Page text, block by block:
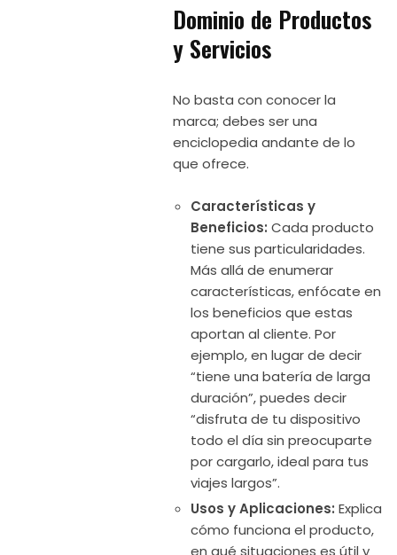
Dominio de Productos
y Servicios
No basta con conocer la
marca; debes ser una
enciclopedia andante de lo
que ofrece.
Características y
Beneficios: Cada producto
tiene sus particularidades.
Más allá de enumerar
características, enfócate en
los beneficios que estas
aportan al cliente. Por
ejemplo, en lugar de decir
“tiene una batería de larga
duración”, puedes decir
“disfruta de tu dispositivo
todo el día sin preocuparte
por cargarlo, ideal para tus
viajes largos”.
Usos y Aplicaciones: Explica
cómo funciona el producto,
en qué situaciones es útil y